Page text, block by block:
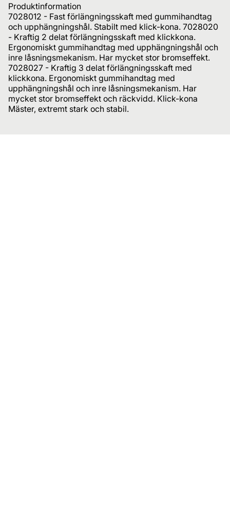
Produktinformation
7028012 - Fast förlängningsskaft med gummihandtag
och upphängningshål. Stabilt med klick-kona. 7028020
- Kraftig 2 delat förlängningsskaft med klickkona.
Ergonomiskt gummihandtag med upphängningshål och
inre låsningsmekanism. Har mycket stor bromseffekt.
7028027 - Kraftig 3 delat förlängningsskaft med
klickkona. Ergonomiskt gummihandtag med
upphängningshål och inre låsningsmekanism. Har
mycket stor bromseffekt och räckvidd. Klick-kona
Mäster, extremt stark och stabil.